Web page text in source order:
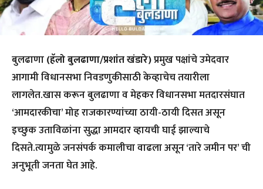
बुलढाणा(हॅलो बुलढाणा/प्रशांत खंडारे)प्रमुख पक्षांचे उमेदवार
आगामी विधानसभा निवडणुकीसाठी केव्हाचेच तयारीला
लागलेत.खास करून बुलढाणा व मेहकर विधानसभा मतदारसंघात
‘आमदारकीचा’ मोह राजकारण्यांच्या ठायी-ठायी दिसत असून
इच्छुक उताविळांना सुद्धा आमदार व्हायची घाई झाल्याचे
दिसते.त्यामुळे जनसंपर्क कमालीचा वाढला असून ‘तारे जमीन पर’ ची
अनुभूती जनता घेत आहे.